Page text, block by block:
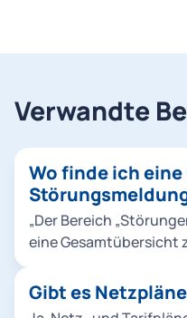
Verwandte
Wo finde ich
„Der Bereich
eine Gesamtübersicht
eine Filterung nach
können Sie sich in der
Gibt es